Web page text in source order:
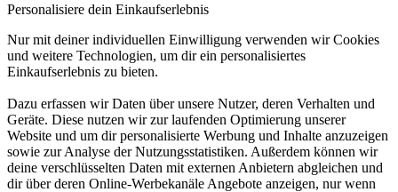
Personalisiere dein Einkaufserlebnis
Nur mit deiner individuellen Einwilligung verwenden wir Cookies
und weitere Technologien, um dir ein personalisiertes
Einkaufserlebnis zu bieten.
Dazu erfassen wir Daten über unsere Nutzer, deren Verhalten und
Geräte. Diese nutzen wir zur laufenden Optimierung unserer
Website und um dir personalisierte Werbung und Inhalte anzuzeigen
sowie zur Analyse der Nutzungsstatistiken. Außerdem können wir
deine verschlüsselten Daten mit externen Anbietern abgleichen und
dir über deren Online-Werbekanäle Angebote anzeigen, nur wenn